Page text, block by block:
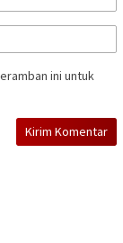
ini untuk